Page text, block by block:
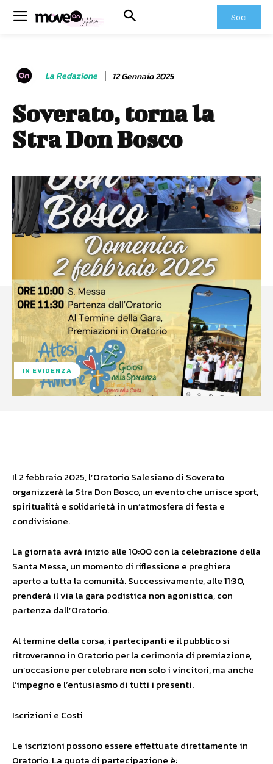
Soci
La Redazione 12 Gennaio 2025
Soverato, torna la
Stra Don Bosco
IN EVIDENZA
Il 2 febbraio 2025, l’Oratorio Salesiano di Soverato
organizzerà la Stra Don Bosco, un evento che unisce sport,
spiritualità e solidarietà in un’atmosfera di festa e
condivisione.
La giornata avrà inizio alle 10:00 con la celebrazione della
Santa Messa, un momento di riflessione e preghiera
aperto a tutta la comunità. Successivamente, alle 11:30,
prenderà il via la gara podistica non agonistica, con
partenza dall’Oratorio.
Al termine della corsa, i partecipanti e il pubblico si
ritroveranno in Oratorio per la cerimonia di premiazione,
un’occasione per celebrare non solo i vincitori, ma anche
l’impegno e l’entusiasmo di tutti i presenti.
Iscrizioni e Costi
Le iscrizioni possono essere effettuate direttamente in
Oratorio. La quota di partecipazione è: